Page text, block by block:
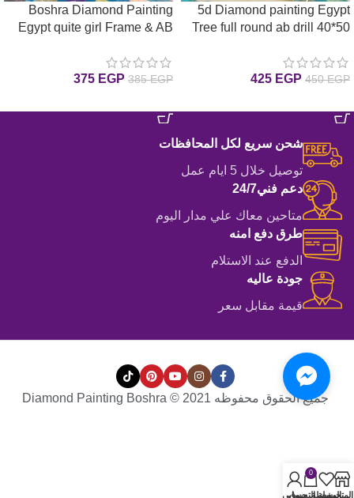
5d Diamond painting Egypt
Tree full round ab drill 40*50
450EGP
425 EGP
Boshra Diamond Painting
Egypt quite girl Frame & AB
30*40cm لوحة ماسية البنت
الهدئة بإطار خشب و دايموند إيه
385EGP
375 EGP
شحن سريع لكل المحافظات
توصيل خلال 5 ايام عمل
دعم فني24/7
متاحين معاك علي مدار اليوم
طرق دفع امنه
الدفع عند الاستلام
جودة عاليه
قيمة مقابل سعر
جميع الحقوق محفوظه Diamond Painting Boshra © 2021
المتجرالمفضلة
0
سلة التسوق
حسابي